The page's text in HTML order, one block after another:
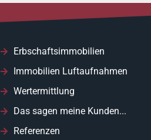
Erbschaftsimmobilien
Immobilien Luftaufnahmen
Wertermittlung
Das sagen meine Kunden...
Referenzen